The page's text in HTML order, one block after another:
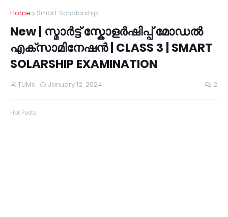
Home Smart Scholarship
New | സ്മാർട്ട് സ്കോളർഷിപ്പ് മോഡൽ
എക്സാമിനേഷൻ | CLASS 3 | SMART
SOLARSHIP EXAMINATION
TUMs January 12, 2024 2
Hot Posts